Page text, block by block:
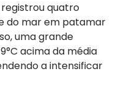
registrou quatro
do mar em patamar
uma grande
acima da média
a intensificar